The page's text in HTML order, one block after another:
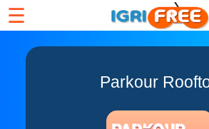
☰
Parkour